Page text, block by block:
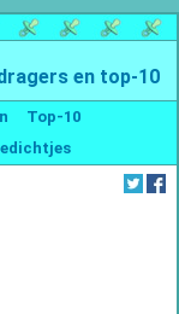
en top-10
Top-10